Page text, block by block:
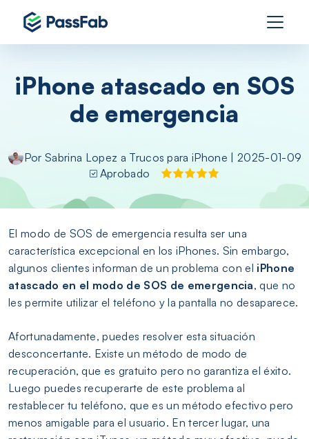
iPhone atascado en SOS
de emergencia
PorSabrina Lopez a Trucos para iPhone
| 2025-01-09
Aprobado
El modo de SOS de emergencia resulta ser una
característica excepcional en los iPhones. Sin embargo,
algunos clientes informan de un problema con el iPhone
atascado en el modo de SOS de emergencia, que no
les permite utilizar el teléfono y la pantalla no desaparece.
Afortunadamente, puedes resolver esta situación
desconcertante. Existe un método de modo de
recuperación, que es gratuito pero no garantiza el éxito.
Luego puedes recuperarte de este problema al
restablecer tu teléfono, que es un método efectivo pero
menos amigable para el usuario. En tercer lugar, una